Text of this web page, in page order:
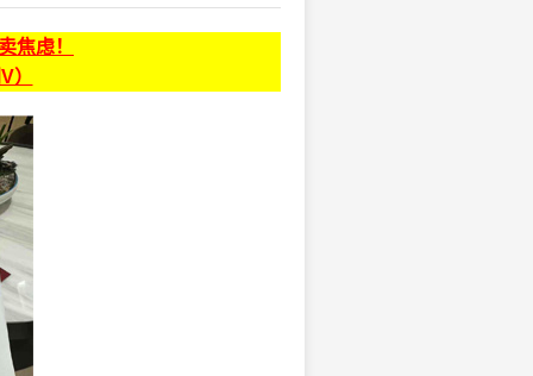
焦虑！
）